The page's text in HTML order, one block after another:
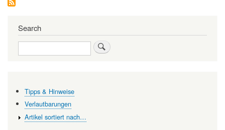
Rohstoffe
Search
Search
Tipps & Hinweise
Verlautbarungen
Artikel sortiert nach…